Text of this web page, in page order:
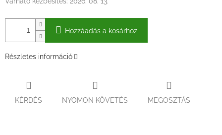
Hozzáadás a kosárhoz
Részletes információ
KÉRDÉS NYOMON KÖVETÉS MEGOSZTÁS